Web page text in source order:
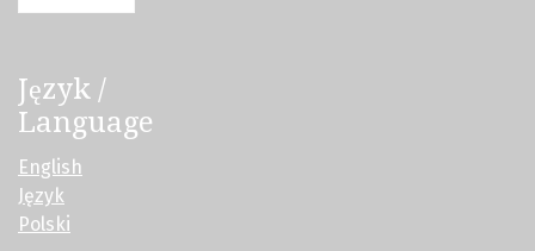
Język /
Language
English
Język
Polski